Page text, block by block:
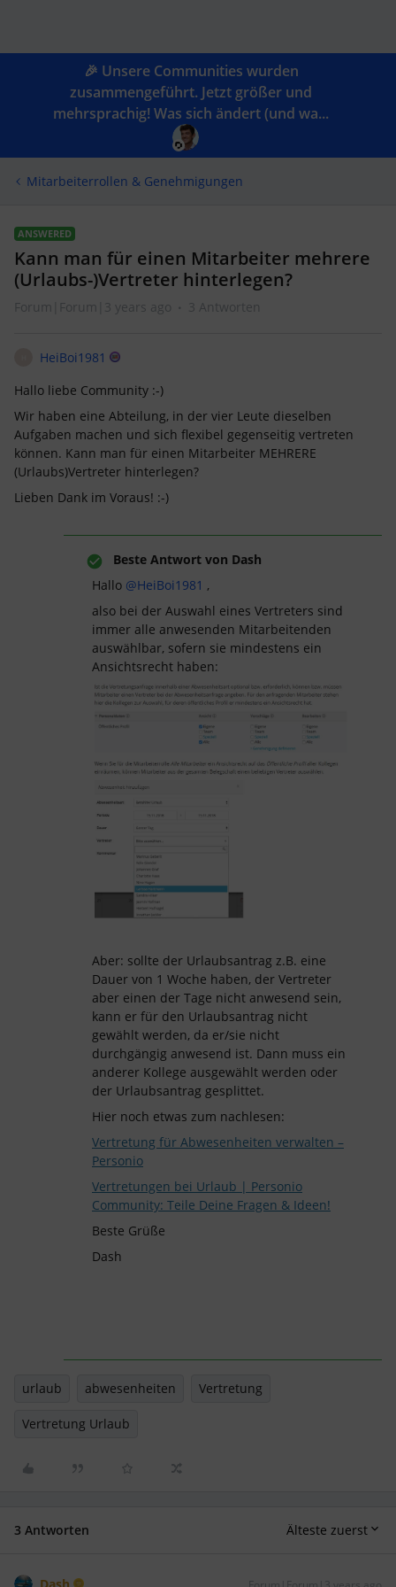
🎉 Unsere Communities wurden
zusammengeführt. Jetzt größer und
mehrsprachig! Was sich ändert (und wa...
Mitarbeiterrollen & Genehmigungen
ANSWERED
Kann man für einen Mitarbeiter mehrere
(Urlaubs-)Vertreter hinterlegen?
Forum|Forum|3 years ago 3 Antworten
HeiBoi1981
Hallo liebe Community :-)
Wir haben eine Abteilung, in der vier Leute dieselben
Aufgaben machen und sich flexibel gegenseitig vertreten
können. Kann man für einen Mitarbeiter MEHRERE
(Urlaubs)Vertreter hinterlegen?
Lieben Dank im Voraus! :-)
Beste Antwort von Dash
Hallo @HeiBoi1981 ,
also bei der Auswahl eines Vertreters sind
immer alle anwesenden Mitarbeitenden
auswählbar, sofern sie mindestens ein
Ansichtsrecht haben:
Aber: sollte der Urlaubsantrag z.B. eine
Dauer von 1 Woche haben, der Vertreter
aber einen der Tage nicht anwesend sein,
kann er für den Urlaubsantrag nicht
gewählt werden, da er/sie nicht
durchgängig anwesend ist. Dann muss ein
anderer Kollege ausgewählt werden oder
der Urlaubsantrag gesplittet.
Hier noch etwas zum nachlesen:
Vertretung für Abwesenheiten verwalten –
Personio
Vertretungen bei Urlaub | Personio
Community: Teile Deine Fragen & Ideen!
Beste Grüße
Dash
urlaub abwesenheiten Vertretung
Vertretung Urlaub
3 Antworten Älteste zuerst